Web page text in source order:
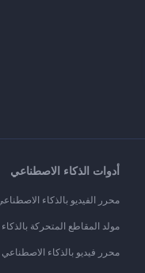
أدوات الذكاء الاصطناعي
محرر الفيديو بالذكاء
مولد المقاطع المتحركة
محرر فيديو بالذكاء الاصطناعي